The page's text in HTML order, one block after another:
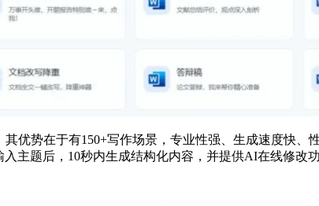
其优势在于有150+写作场景，专业性强、生成速度快
主题后，10秒内生成结构化内容，并提供AI在线修改功